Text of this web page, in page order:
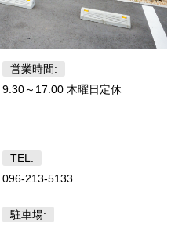
営業時間:
9:30～17:00 木曜日定休
TEL:
096-213-5133
駐車場: